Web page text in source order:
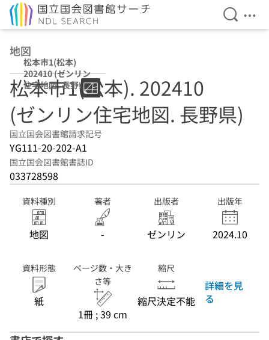
検索を
メ
地図
松本市1(松本)
202410 (ゼンリン
住宅地図. 長野県)
松本市1(松本). 202410
(ゼンリン住宅地図. 長野県)
国立国会図書館請求記号
YG111-20-202-A1
国立国会図書館書誌ID
033728598
資料種別
地図
著者
-
出版者
ゼンリン
出版年
2024.10
資料形態
紙
ページ数・大き
さ等
1冊 ; 39 cm
縮尺
縮尺決定不能
詳細を見
る